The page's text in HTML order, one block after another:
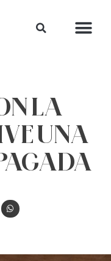
LA
UNA